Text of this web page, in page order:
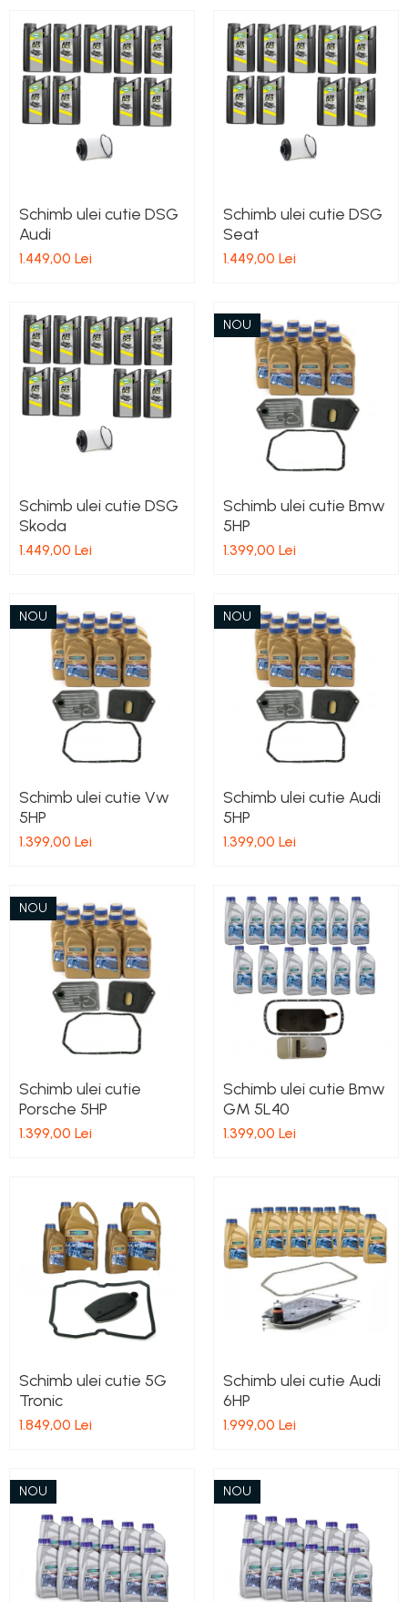
Schimb ulei cutie DSG
Audi
1.449,00 Lei
Schimb ulei cutie DSG
Seat
1.449,00 Lei
Schimb ulei cutie DSG
Skoda
1.449,00 Lei
NOU
Schimb ulei cutie Bmw
5HP
1.399,00 Lei
NOU
Schimb ulei cutie Vw
5HP
1.399,00 Lei
NOU
Schimb ulei cutie Audi
5HP
1.399,00 Lei
NOU
Schimb ulei cutie
Porsche 5HP
1.399,00 Lei
Schimb ulei cutie Bmw
GM 5L40
1.399,00 Lei
Schimb ulei cutie 5G
Tronic
1.849,00 Lei
Schimb ulei cutie Audi
6HP
1.999,00 Lei
NOU NOU